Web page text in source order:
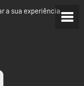
a sua experiência.